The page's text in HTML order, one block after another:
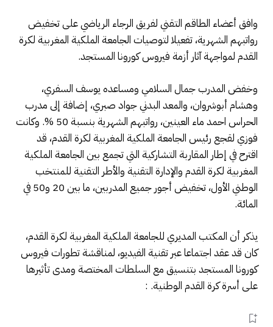
وافق أعضاء الطاقم التقني لفريق الرجاء الرياضي على تخفيض
رواتبهم الشهرية، تفعيلا لتوصيات الجامعة الملكية المغربية لكرة
القدم لمواجهة آثار أزمة فيروس كورونا المستجد.
وخفض المدرب جمال السلامي ومساعده يوسف السفري،
وهشام أبوشروان، والمعد البدني جواد صبري، إضافة إلى مدرب
الحراس احمد ماء العينين، رواتبهم الشهرية بنسبة 50 %. وكانت
فوزي لقجع رئيس الجامعة الملكية المغربية لكرة القدم، قد
اقترح في إطار المقاربة التشاركية التي تجمع بين الجامعة الملكية
المغربية لكرة القدم والإدارة التقنية والأطر التقنية للمنتخب
الوطني الأول، تخفيض أجور جميع المدربين، ما بين 20 و50 في
المائة.
يذكر أن المكتب المديري للجامعة الملكية المغربية لكرة القدم،
كان قد عقد اجتماعا عبر تقنية الفيديو، لمناقشة تطورات فيروس
كورونا المستجد بتنسيق مع السلطات المختصة ومدى تأثيرها
على أسرة كرة القدم الوطنية. :